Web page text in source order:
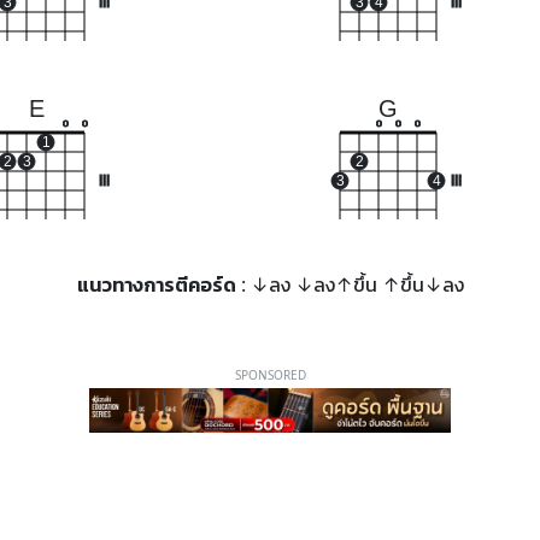
E
2 3
1
o o
G
3
2
o o o
4
แนวทางการตีคอร์ด : ↓ลง ↓ลง↑ขึ้น ↑ขึ้น↓ลง
SPONSORED